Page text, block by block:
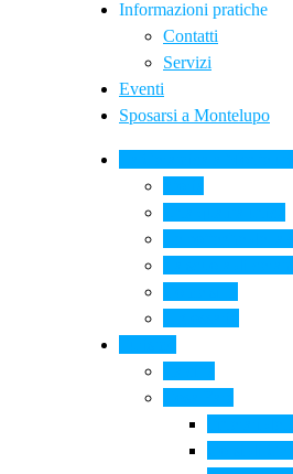
Informazioni pratiche
Contatti
Servizi
Eventi
Sposarsi a Montelupo